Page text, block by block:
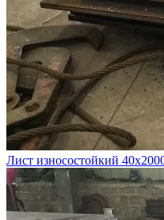
Лист износостойкий